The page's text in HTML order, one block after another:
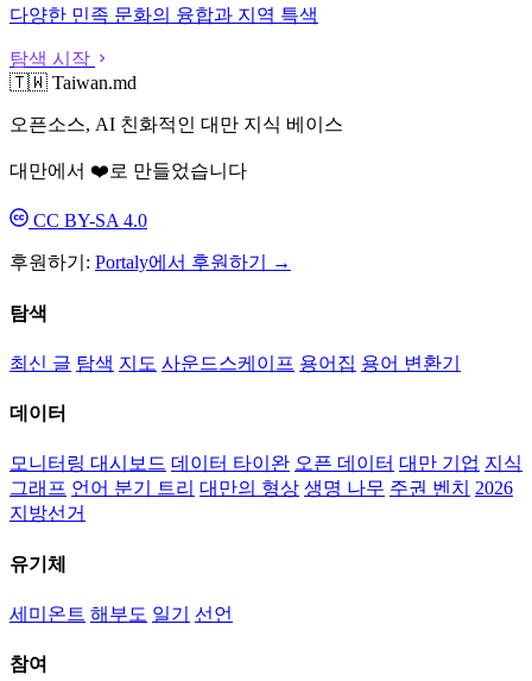
다양한 민족 문화의 융합과 지역 특색
탐색 시작
🇹🇼 Taiwan.md
오픈소스, AI 친화적인 대만 지식 베이스
대만에서 ❤️로 만들었습니다
CC BY-SA 4.0
후원하기: Portaly에서 후원하기 →
탐색
최신 글 탐색 지도 사운드스케이프 용어집 용어 변환기
데이터
모니터링 대시보드 데이터 타이완 오픈 데이터 대만 기업 지식
그래프 언어 분기 트리 대만의 형상 생명 나무 주권 벤치 2026
지방선거
유기체
세미온트 해부도 일기 선언
참여